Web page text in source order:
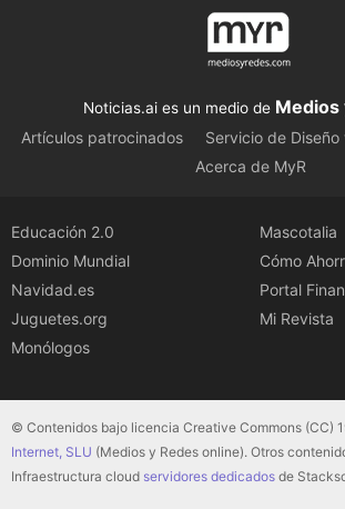
Noticias.ai es un medio de Medios
Artículos patrocinados Servicio de Diseño
Acerca de MyR
Educación 2.0
Dominio Mundial
Navidad.es
Juguetes.org
Monólogos
Mascotalia
Cómo
Portal
Mi Revista
© Contenidos bajo licencia Creative Commons (CC)
Internet, SLU (Medios y Redes online). Otros
Infraestructura cloud servidores dedicados de